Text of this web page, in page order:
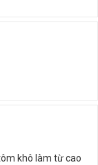
khô làm từ cao